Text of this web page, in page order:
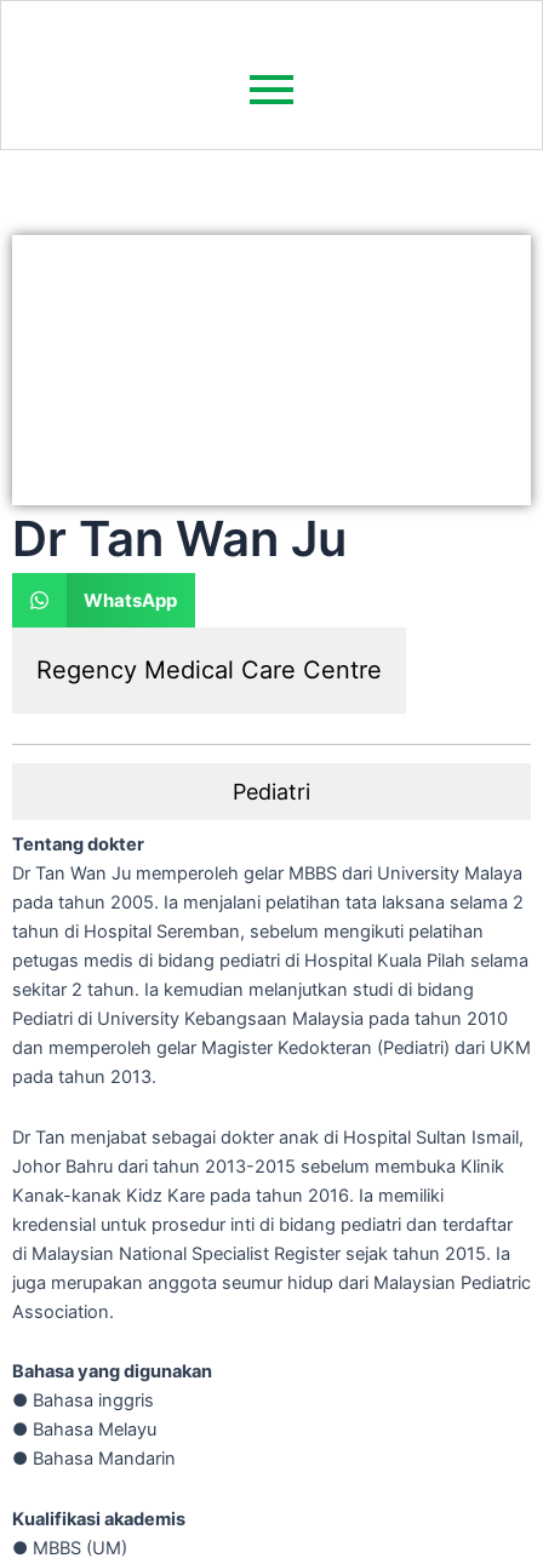
Dr Tan Wan Ju
WhatsApp
Regency Medical Care Centre
Pediatri
Tentang dokter
Dr Tan Wan Ju memperoleh gelar MBBS dari University Malaya
pada tahun 2005. Ia menjalani pelatihan tata laksana selama 2
tahun di Hospital Seremban, sebelum mengikuti pelatihan
petugas medis di bidang pediatri di Hospital Kuala Pilah selama
sekitar 2 tahun. Ia kemudian melanjutkan studi di bidang
Pediatri di University Kebangsaan Malaysia pada tahun 2010
dan memperoleh gelar Magister Kedokteran (Pediatri) dari UKM
pada tahun 2013.
Dr Tan menjabat sebagai dokter anak di Hospital Sultan Ismail,
Johor Bahru dari tahun 2013-2015 sebelum membuka Klinik
Kanak-kanak Kidz Kare pada tahun 2016. Ia memiliki
kredensial untuk prosedur inti di bidang pediatri dan terdaftar
di Malaysian National Specialist Register sejak tahun 2015. Ia
juga merupakan anggota seumur hidup dari Malaysian Pediatric
Association.
Bahasa yang digunakan
● Bahasa inggris
● Bahasa Melayu
● Bahasa Mandarin
Kualifikasi akademis
● MBBS (UM)